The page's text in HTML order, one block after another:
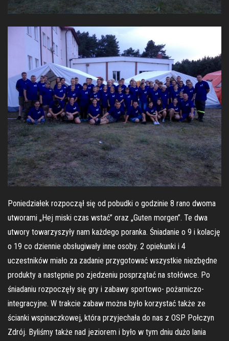
Poniedziałek rozpoczął się od pobudki o godzinie 8 rano dwoma
utworami „Hej miski czas wstać” oraz „Guten morgen”. Te dwa
utwory towarzyszyły nam każdego poranka. Śniadanie o 9 i kolację
o 19 co dziennie obsługiwały inne osoby. 2 opiekunki i 4
uczestników miało za zadanie przygotować wszystkie niezbędne
produkty a następnie po zjedzeniu posprzątać na stołówce. Po
śniadaniu rozpoczęły się gry i zabawy sportowo- pożarniczo-
integracyjne. W trakcie zabaw można było korzystać także ze
ścianki wspinaczkowej, która przyjechała do nas z OSP Połczyn
Zdrój. Byliśmy także nad jeziorem i było w tym dniu dużo lania